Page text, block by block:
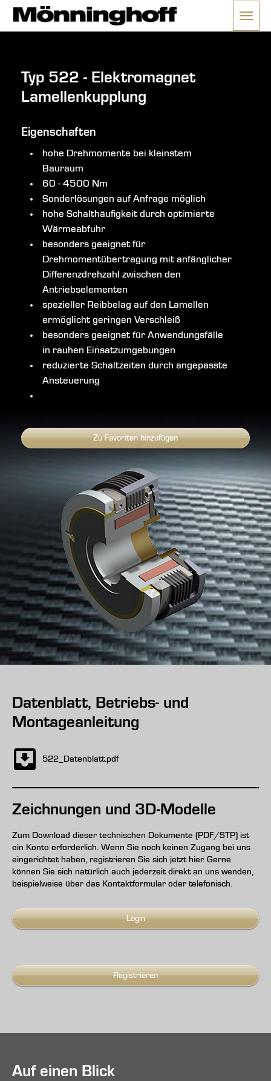
Menü
Typ 522 - Elektromagnet
Lamellenkupplung
Eigenschaften
hohe Drehmomente bei kleinstem
Bauraum
60 - 4500 Nm
Sonderlösungen auf Anfrage möglich
hohe Schalthäufigkeit durch optimierte
Wärmeabfuhr
besonders geeignet für
Drehmomentübertragung mit anfänglicher
Differenzdrehzahl zwischen den
Antriebselementen
spezieller Reibbelag auf den Lamellen
ermöglicht geringen Verschleiß
besonders geeignet für Anwendungsfälle
in rauhen Einsatzumgebungen
reduzierte Schaltzeiten durch angepasste
Ansteuerung
Zu Favoriten hinzufügen
Datenblatt, Betriebs- und
Montageanleitung
522_Datenblatt.pdf
Zeichnungen und 3D-Modelle
Zum Download dieser technischen Dokumente (PDF/STP) ist
ein Konto erforderlich. Wenn Sie noch keinen Zugang bei uns
eingerichtet haben, registrieren Sie sich jetzt hier. Gerne
können Sie sich natürlich auch jederzeit direkt an uns wenden,
beispielweise über das Kontaktformular oder telefonisch.
Login
Registrieren
Auf einen Blick